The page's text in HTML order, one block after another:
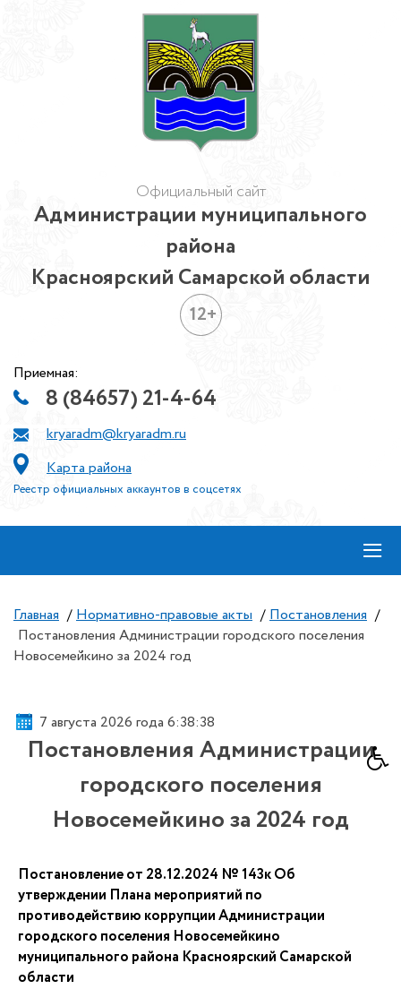
Официальный сайт
Администрации муниципального
района
Красноярский Самарской области
12+
Приемная:
8 (84657) 21-4-64
kryaradm@kryaradm.ru
Карта района
Реестр официальных аккаунтов в соцсетях
≡
Главная / Нормативно-правовые акты / Постановления /
Постановления Администрации городского поселения
Новосемейкино за 2024 год
7 августа 2026 года 6:38:39
Постановления Администрации
городского поселения
Новосемейкино за 2024 год
Постановление от 28.12.2024 № 143к Об
утверждении Плана мероприятий по
противодействию коррупции Администрации
городского поселения Новосемейкино
муниципального района Красноярский Самарской
области